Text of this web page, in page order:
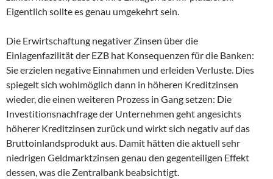
Eigentlich sollte es genau umgekehrt sein.
Die Erwirtschaftung negativer Zinsen über die
Einlagenfazilität der EZB hat Konsequenzen für die Banken:
Sie erzielen negative Einnahmen und erleiden Verluste. Dies
spiegelt sich wohlmöglich dann in höheren Kreditzinsen
wieder, die einen weiteren Prozess in Gang setzen: Die
Investitionsnachfrage der Unternehmen geht angesichts
höherer Kreditzinsen zurück und wirkt sich negativ auf das
Bruttoinlandsprodukt aus. Damit hätten die aktuell sehr
niedrigen Geldmarktzinsen genau den gegenteiligen Effekt
dessen, was die Zentralbank beabsichtigt.